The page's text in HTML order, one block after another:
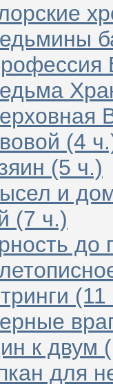
(4
(5 ч.)
и
(7 ч.)
до
(11
к двум
для